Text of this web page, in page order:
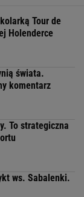
Tour de
Holenderce
świata.
komentarz
To strategiczna
ws. Sabalenki.